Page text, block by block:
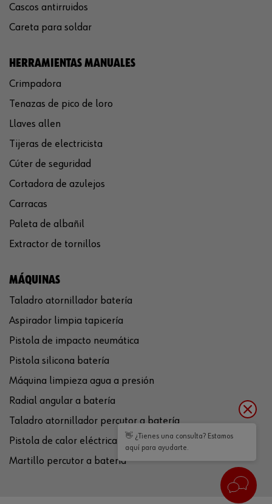
Cascos antirruidos
Careta para soldar
HERRAMIENTAS MANUALES
Crimpadora
Tenazas de pico de loro
Llaves allen
Tijeras de electricista
Cúter de seguridad
Cortadora de azulejos
Carracas
Paleta de albañil
Extractor de tornillos
MÁQUINAS
Taladro atornillador batería
Aspirador limpia tapicería
Pistola de impacto neumática
Pistola silicona batería
Máquina limpieza agua a presión
Radial angular a batería
Taladro atornillador percutor a batería
Pistola de calor eléctrica
Martillo percutor a batería
👋 ¿Tienes una consulta? Estamos
aquí para ayudarte.